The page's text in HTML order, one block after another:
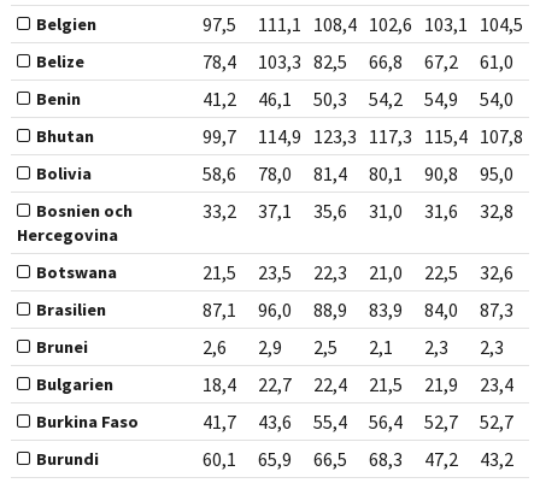
Belgien 97,5 111,1 108,4 102,6 103,1 104,5
Belize 78,4 103,3 82,5 66,8 67,2 61,0
Benin 41,2 46,1 50,3 54,2 54,9 54,0
Bhutan 99,7 114,9 123,3 117,3 115,4 107,8
Bolivia 58,6 78,0 81,4 80,1 90,8 95,0
Bosnien och
Hercegovina
33,2 37,1 35,6 31,0 31,6 32,8
Botswana 21,5 23,5 22,3 21,0 22,5 32,6
Brasilien 87,1 96,0 88,9 83,9 84,0 87,3
Brunei 2,6 2,9 2,5 2,1 2,3 2,3
Bulgarien 18,4 22,7 22,4 21,5 21,9 23,4
Burkina Faso 41,7 43,6 55,4 56,4 52,7 52,7
Burundi 60,1 65,9 66,5 68,3 47,2 43,2